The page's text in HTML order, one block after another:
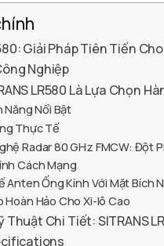
Giải Pháp Tiên Tiến
Nghiệp
LR580 Là Lựa Chọn
Năng Nổi Bật
Thực Tế
Radar 80 GHz FMCW: Đột
Cách Mạng
Anten Ống Kính Với Mặt Bích
Hoàn Hảo Cho Xi-lô Cao
Thuật Chi Tiết: SITRANS